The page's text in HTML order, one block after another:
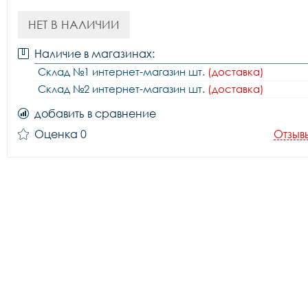
НЕТ В НАЛИЧИИ
Наличие в магазинах:
Склад №1 интернет-магазин шт. (доставка)
Склад №2 интернет-магазин шт. (доставка)
добавить в сравнение
Оценка 0